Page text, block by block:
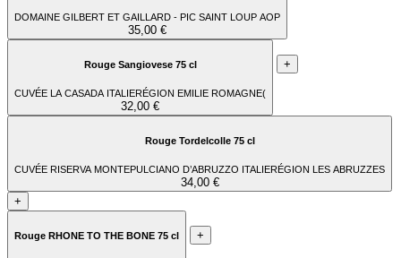
DOMAINE GILBERT ET GAILLARD - PIC SAINT LOUP AOP
35,00 €
Rouge Sangiovese 75 cl
CUVÉE LA CASADA ITALIERÉGION EMILIE ROMAGNE(
32,00 €
+
Rouge Tordelcolle 75 cl
CUVÉE RISERVA MONTEPULCIANO D’ABRUZZO ITALIERÉGION LES ABRUZZES
34,00 €
+
Rouge RHONE TO THE BONE 75 cl +